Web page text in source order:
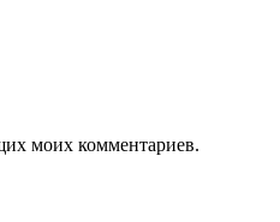
моих комментариев.